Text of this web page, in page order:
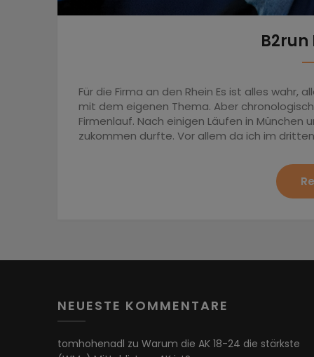
Für die Firma an den Rhein Es ist alles wahr,
mit dem eigenen Thema. Aber
Firmenlauf. Nach einigen Läufen in
zukommen durfte. Vor allem da ich im
NEUESTE KOMMENTARE
tomhohenadl zu Warum die AK 18-24 die stärkste